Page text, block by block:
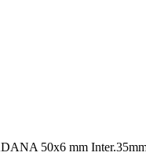
50x6 mm